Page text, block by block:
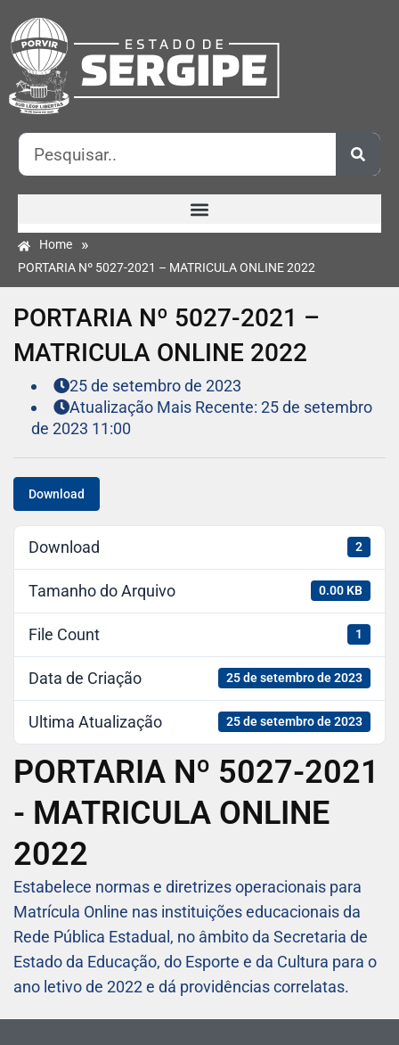
Home »
PORTARIA Nº 5027-2021 – MATRICULA ONLINE 2022
PORTARIA Nº 5027-2021 –
MATRICULA ONLINE 2022
25 de setembro de 2023
Atualização Mais Recente: 25 de setembro
de 2023 11:00
Download
Download 2
Tamanho do Arquivo 0.00 KB
File Count 1
Data de Criação 25 de setembro de 2023
Ultima Atualização 25 de setembro de 2023
PORTARIA Nº 5027-2021
- MATRICULA ONLINE
2022
Estabelece normas e diretrizes operacionais para
Matrícula Online nas instituições educacionais da
Rede Pública Estadual, no âmbito da Secretaria de
Estado da Educação, do Esporte e da Cultura para o
ano letivo de 2022 e dá providências correlatas.